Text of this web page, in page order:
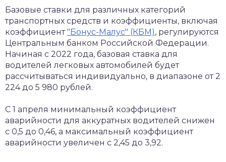
Базовые ставки для различных категорий
транспортных средств и коэффициенты, включая
коэффициент"Бонус-Малус" (КБМ), регулируются
Центральным банком Российской Федерации.
Начиная с 2022 года, базовая ставка для
водителей легковых автомобилей будет
рассчитываться индивидуально, в диапазоне от 2
224 до 5 980 рублей.
С 1 апреля минимальный коэффициент
аварийности для аккуратных водителей снижен
с 0,5 до 0,46, а максимальный коэффициент
аварийности увеличен с 2,45 до 3,92.